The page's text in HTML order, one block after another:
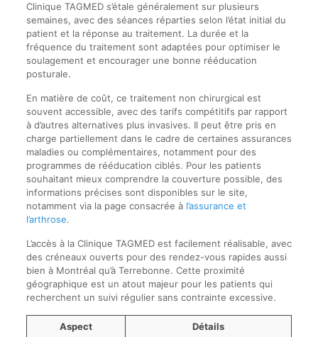
Clinique TAGMED s’étale généralement sur plusieurs
semaines, avec des séances réparties selon l’état initial du
patient et la réponse au traitement. La durée et la
fréquence du traitement sont adaptées pour optimiser le
soulagement et encourager une bonne rééducation
posturale.
En matière de coût, ce traitement non chirurgical est
souvent accessible, avec des tarifs compétitifs par rapport
à d’autres alternatives plus invasives. Il peut être pris en
charge partiellement dans le cadre de certaines assurances
maladies ou complémentaires, notamment pour des
programmes de rééducation ciblés. Pour les patients
souhaitant mieux comprendre la couverture possible, des
informations précises sont disponibles sur le site,
notamment via la page consacrée à l’assurance et
l’arthrose.
L’accès à la Clinique TAGMED est facilement réalisable, avec
des créneaux ouverts pour des rendez-vous rapides aussi
bien à Montréal qu’à Terrebonne. Cette proximité
géographique est un atout majeur pour les patients qui
recherchent un suivi régulier sans contrainte excessive.
Aspect Détails